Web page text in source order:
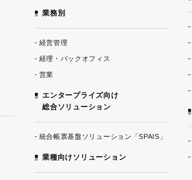
業務別
経営管理
経理・バックオフィス
営業
エンタープライズ向け
総合ソリューション
統合帳票基盤ソリューション「SPAIS」
業種向けソリューション